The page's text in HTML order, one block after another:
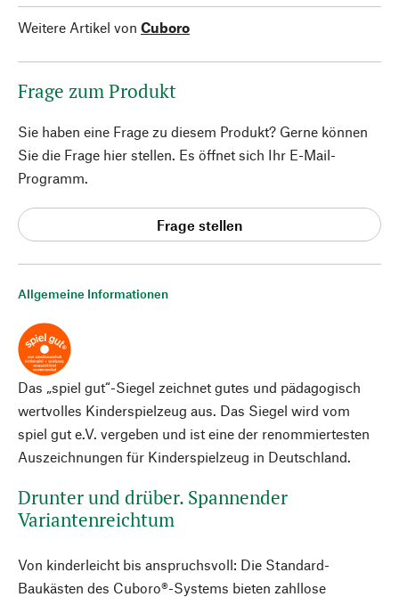
Allgemeine Informationen
Das „spiel gut“-Siegel zeichnet gutes und pädagogisch
wertvolles Kinderspielzeug aus. Das Siegel wird vom
spiel gut e.V. vergeben und ist eine der renommiertesten
Auszeichnungen für Kinderspielzeug in Deutschland.
Drunter und drüber. Spannender
Variantenreichtum
Von kinderleicht bis anspruchsvoll: Die Standard-
Baukästen des Cuboro®-Systems bieten zahllose
Weitere Artikel von Cuboro
Frage zum Produkt
Sie haben eine Frage zu diesem Produkt? Gerne können
Sie die Frage hier stellen. Es öffnet sich Ihr E-Mail-
Programm.
Frage stellen